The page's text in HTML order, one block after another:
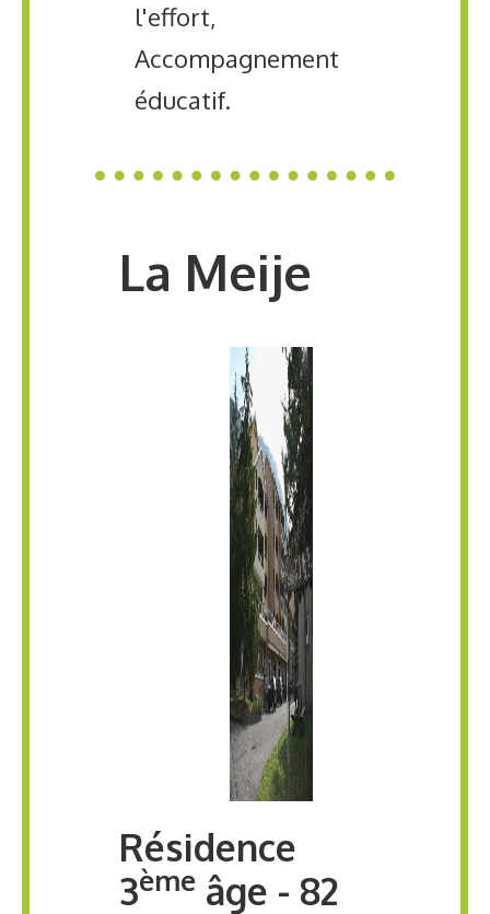
l'effort,
Accompagnement
éducatif.
La Meije
Résidence
3ème âge - 82